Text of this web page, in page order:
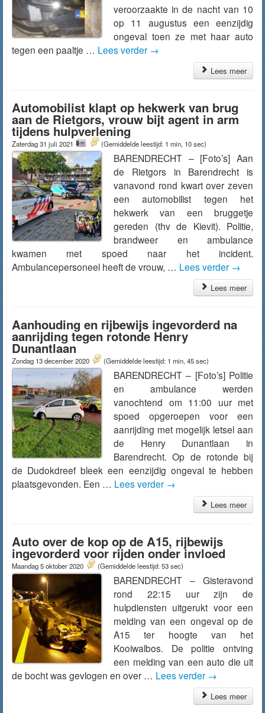
veroorzaakte in de nacht van 10
op 11 augustus een eenzijdig
ongeval toen ze met haar auto
tegen een paaltje … Lees verder →
Lees meer
Automobilist klapt op hekwerk van brug
aan de Rietgors, vrouw bijt agent in arm
tijdens hulpverlening
Zaterdag 31 juli 2021 (Gemiddelde leestijd: 1 min, 10 sec)
BARENDRECHT – [Foto’s] Aan
de Rietgors in Barendrecht is
vanavond rond kwart over zeven
een automobilist tegen het
hekwerk van een bruggetje
gereden (thv de Kievit). Politie,
brandweer en ambulance
kwamen met spoed naar het incident.
Ambulancepersoneel heeft de vrouw, … Lees verder →
Lees meer
Aanhouding en rijbewijs ingevorderd na
aanrijding tegen rotonde Henry
Dunantlaan
Zondag 13 december 2020 (Gemiddelde leestijd: 1 min, 45 sec)
BARENDRECHT – [Foto’s] Politie
en ambulance werden
vanochtend om 11:00 uur met
spoed opgeroepen voor een
aanrijding met mogelijk letsel aan
de Henry Dunantlaan in
Barendrecht. Op de rotonde bij
de Dudokdreef bleek een eenzijdig ongeval te hebben
plaatsgevonden. Een … Lees verder →
Lees meer
Auto over de kop op de A15, rijbewijs
ingevorderd voor rijden onder invloed
Maandag 5 oktober 2020 (Gemiddelde leestijd: 53 sec)
BARENDRECHT – Gisteravond
rond 22:15 uur zijn de
hulpdiensten uitgerukt voor een
melding van een ongeval op de
A15 ter hoogte van het
Kooiwalbos. De politie ontving
een melding van een auto die uit
de bocht was gevlogen en over … Lees verder →
Lees meer